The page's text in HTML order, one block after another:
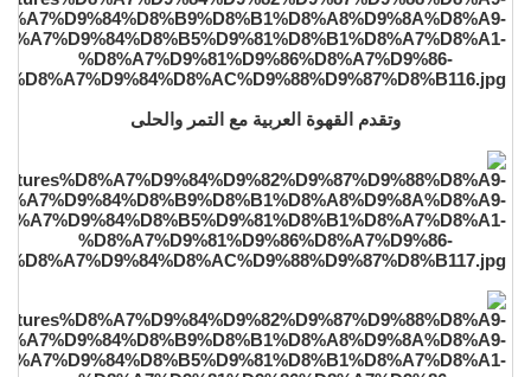
وتقدم القهوة العربية مع التمر والحلى